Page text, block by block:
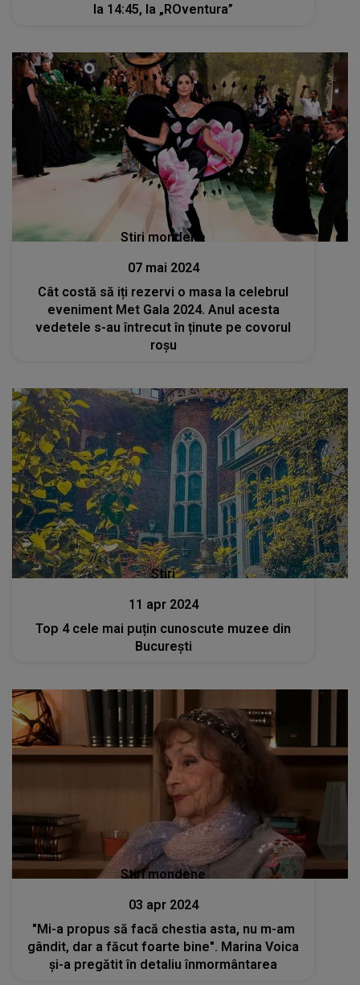
la 14:45, la „ROventura”
Stiri mondene
07 mai 2024
Cât costă să iți rezervi o masa la celebrul
eveniment Met Gala 2024. Anul acesta
vedetele s-au întrecut în ținute pe covorul
roșu
Stiri
11 apr 2024
Top 4 cele mai puțin cunoscute muzee din
București
Stiri mondene
03 apr 2024
"Mi-a propus să facă chestia asta, nu m-am
gândit, dar a făcut foarte bine". Marina Voica
și-a pregătit în detaliu înmormântarea